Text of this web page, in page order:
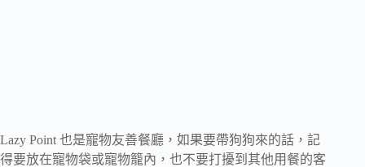
Lazy Point 也是寵物友善餐廳，如果要帶狗狗來的話，記
得要放在寵物袋或寵物籠內，也不要打擾到其他用餐的客